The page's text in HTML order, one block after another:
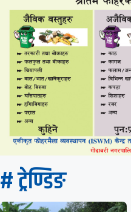
# ट्रेण्डिङ